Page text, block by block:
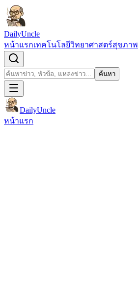
ข้ามไปยังเนื้อหา
DailyUncle
หน้าแรกเทคโนโลยีวิทยาศาสตร์สุขภาพ
ค้นหา ค้นหา
DailyUncle
หน้าแรก